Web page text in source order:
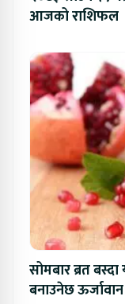
आजको राशिफल
सोमबार ब्रत
बनाउनेछ ऊर्जावान